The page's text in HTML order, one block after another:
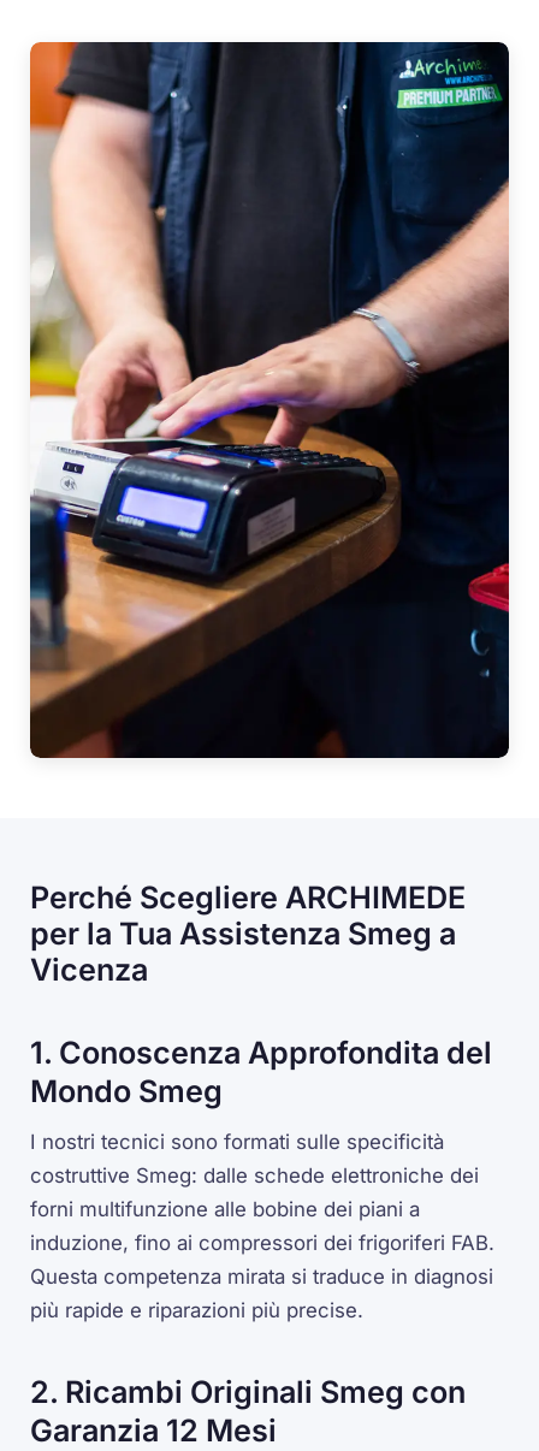
Perché Scegliere ARCHIMEDE
per la Tua Assistenza Smeg a
Vicenza
1. Conoscenza Approfondita del
Mondo Smeg
I nostri tecnici sono formati sulle specificità
costruttive Smeg: dalle schede elettroniche dei
forni multifunzione alle bobine dei piani a
induzione, fino ai compressori dei frigoriferi FAB.
Questa competenza mirata si traduce in diagnosi
più rapide e riparazioni più precise.
2. Ricambi Originali Smeg con
Garanzia 12 Mesi